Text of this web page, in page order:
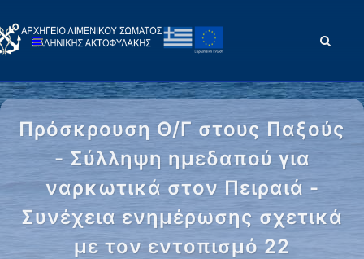
Πρόσκρουση Θ/Γ στους Παξούς
- Σύλληψη ημεδαπού για
ναρκωτικά στον Πειραιά -
Συνέχεια ενημέρωσης σχετικά
με τον εντοπισμό 22